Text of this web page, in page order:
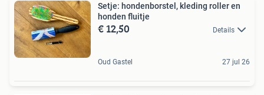
Setje: hondenborstel, kleding roller en
honden fluitje
€ 12,50 Details
Oud Gastel 27 jul 26